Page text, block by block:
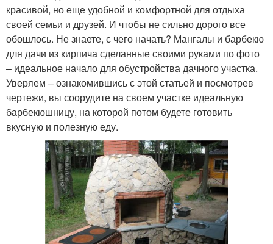
красивой, но еще удобной и комфортной для отдыха
своей семьи и друзей. И чтобы не сильно дорого все
обошлось. Не знаете, с чего начать? Мангалы и барбекю
для дачи из кирпича сделанные своими руками по фото
– идеальное начало для обустройства дачного участка.
Уверяем – ознакомившись с этой статьей и посмотрев
чертежи, вы соорудите на своем участке идеальную
барбекюшницу, на которой потом будете готовить
вкусную и полезную еду.